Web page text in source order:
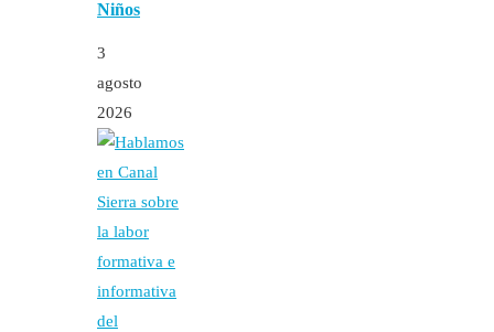
Niños
3
agosto
2026